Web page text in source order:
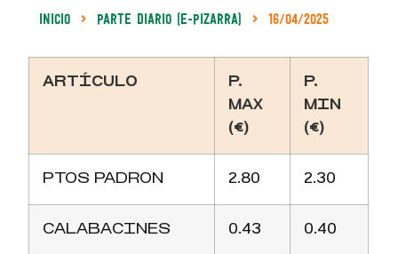
Inicio Parte Diario (e-Pizarra) 16/04/2025
ARTÍCULO
P.
MAX
(€)
P.
MIN
(€)
PTOS PADRON 2.80 2.30
CALABACINES 0.43 0.40